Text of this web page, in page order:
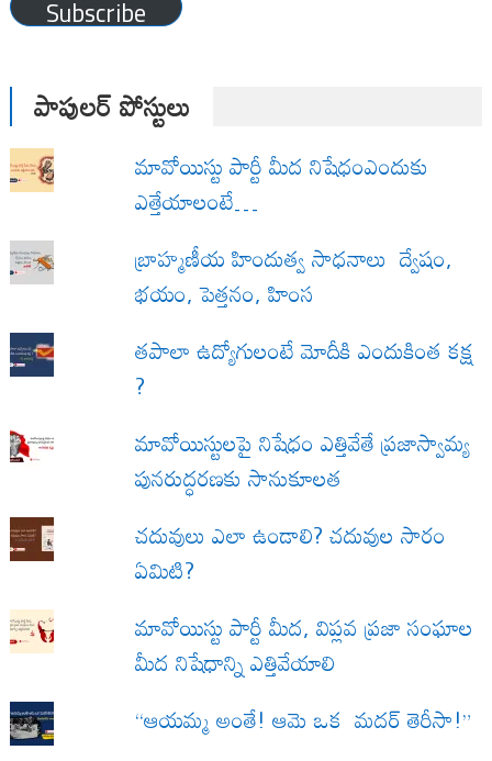
Subscribe
పాపులర్ పోస్టులు
మావోయిస్టు పార్టీ మీద నిషేధంఎందుకు
ఎత్తేయాలంటే…
బ్రాహ్మణీయ హిందుత్వ సాధనాలు ద్వేషం,
భయం, పెత్తనం, హింస
త‌పాలా ఉద్యోగులంటే మోదీకి ఎందుకింత కక్ష
?
మావోయిస్టులపై నిషేధం ఎత్తివేతే ప్రజాస్వామ్య
పునరుద్ధరణకు సానుకూలత
చదువులు ఎలా ఉండాలి? చదువుల సారం
ఏమిటి?
మావోయిస్టు పార్టీ మీద, విప్లవ ప్రజా సంఘాల
మీద నిషేధాన్ని ఎత్తివేయాలి
“ఆయమ్మ అంతే! ఆమె ఒక మదర్ తెరీసా!”